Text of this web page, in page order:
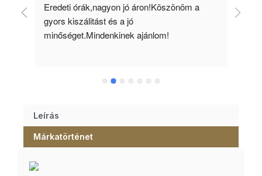
Eredeti órák,nagyon jó áron!Köszönöm a
gyors kiszálitást és a jó
minőséget.Mindenkinek ajánlom!
Leírás
Márkatörténet